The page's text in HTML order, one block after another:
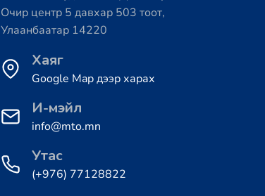
Очир центр 5 давхар 503 тоот,
Улаанбаатар 14220
Хаяг
Google Map дээр харах
И-мэйл
info@mto.mn
Утас
(+976) 77128822